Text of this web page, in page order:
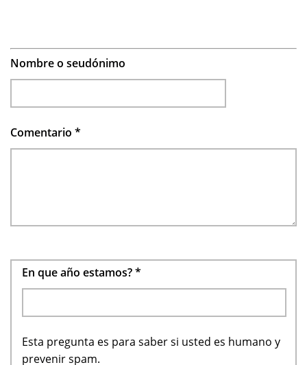
Nombre o seudónimo
Comentario *
En que año estamos?*
Esta pregunta es para saber si usted es humano y
prevenir spam.